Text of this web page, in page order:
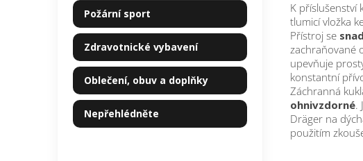
Požární sport
Zdravotnické vybavení
Oblečení, obuv a doplňky
Nepřehlédněte
K příslušenství
tlumicí vložka
Přístroj se
zachraňované
upevňuje
konstantní
Záchranná
ohnivzdorné.
Dräger na
použitím